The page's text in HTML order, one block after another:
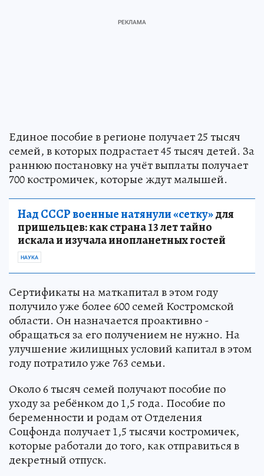
Единое пособие в регионе получает 25 тысяч
семей, в которых подрастает 45 тысяч детей. За
раннюю постановку на учёт выплаты получает
700 костромичек, которые ждут малышей.
Над СССР военные натянули «сетку»для
пришельцев: как страна 13 лет тайно
искала и изучала инопланетных гостей
НАУКА
Сертификаты на маткапитал в этом году
получило уже более 600 семей Костромской
области. Он назначается проактивно -
обращаться за его получением не нужно. На
улучшение жилищных условий капитал в этом
году потратило уже 763 семьи.
Около 6 тысяч семей получают пособие по
уходу за ребёнком до 1,5 года. Пособие по
беременности и родам от Отделения
Соцфонда получает 1,5 тысячи костромичек,
которые работали до того, как отправиться в
декретный отпуск.